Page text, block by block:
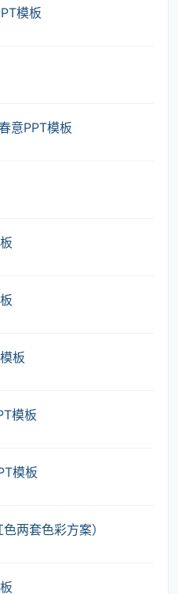
模板
意PPT模板
板
模板
模板
两套色彩方案）